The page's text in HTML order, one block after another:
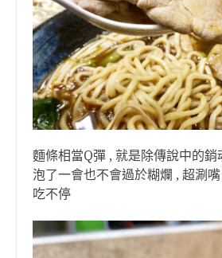
麵條相當Q彈 , 就是除傳說中的銷
泡了一會也不會過於糊爛 , 超涮
吃不停